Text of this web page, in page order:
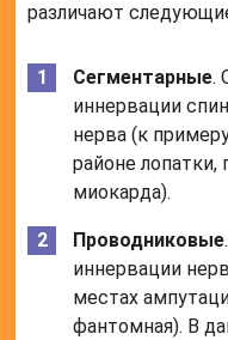
различают
Сегментарные.
иннервации
нерва (к
районе лопатки,
миокарда).
Проводниковые
иннервации
местах
фантомная). В